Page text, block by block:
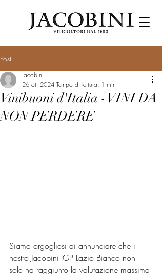
Post
Vinibuoni d'Italia - VINI DA
NON PERDERE
jacobini
26 ott 2024 Tempo di lettura: 1 min
Siamo orgogliosi di annunciare che il
nostro Jacobini IGP Lazio Bianco non
solo ha raggiunto la valutazione massima